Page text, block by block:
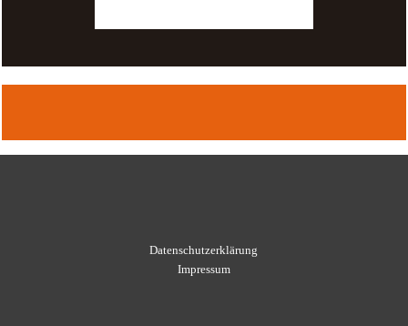
Datenschutzerklärung
Impressum